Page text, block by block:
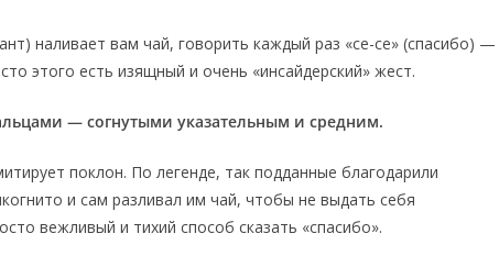
наливает вам чай, говорить каждый раз «се-се» (спасибо) —
этого есть изящный и очень «инсайдерский» жест.
— согнутыми указательным и средним.
поклон. По легенде, так подданные благодарили
и сам разливал им чай, чтобы не выдать себя
вежливый и тихий способ сказать «спасибо».